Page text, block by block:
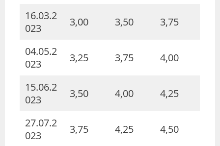
16.03.2
023
3,00 3,50 3,75
04.05.2
023
3,25 3,75 4,00
15.06.2
023
3,50 4,00 4,25
27.07.2
023
3,75 4,25 4,50